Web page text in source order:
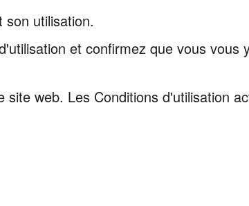
utilisation.
et confirmez que vous vous
web. Les Conditions d'utilisation